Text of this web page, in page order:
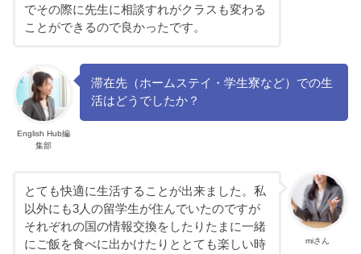
でその際に先生に相談すれがクラスも変わる
ことができるので良かったです。
English Hub編
集部
滞在先（ホームステイ・学生寮など）での生
活はどうでしたか？
miさん
とても快適に生活することが出来ました。私
以外にも3人の留学生が住んでいたのですが
それぞれの国の情報交換をしたりたまに一緒
にご飯を食べに出かけたりととても楽しい時